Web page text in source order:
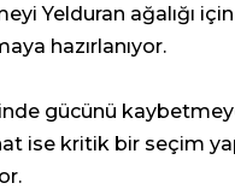
Yelduran ağalığı
hazırlanıyor.
gücünü
ise kritik bir seçim